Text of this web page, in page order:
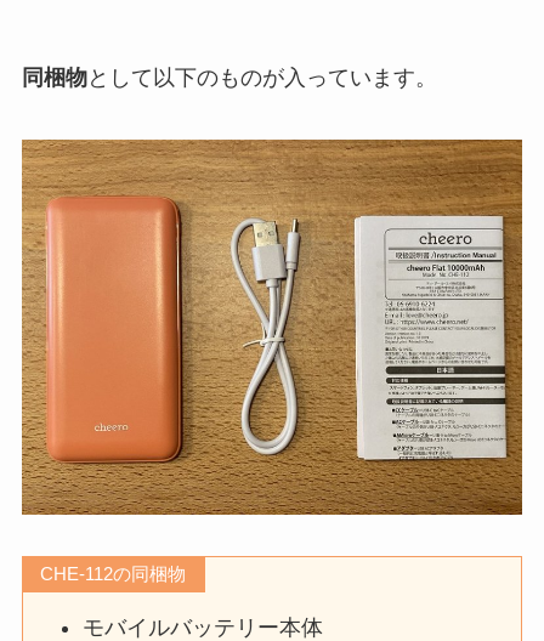
同梱物として以下のものが入っています。
CHE-112の同梱物
モバイルバッテリー本体